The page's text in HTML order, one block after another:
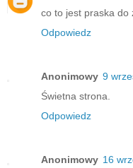
co to jest praska do
Odpowiedz
Anonimowy 9
Świetna strona.
Odpowiedz
Anonimowy 16